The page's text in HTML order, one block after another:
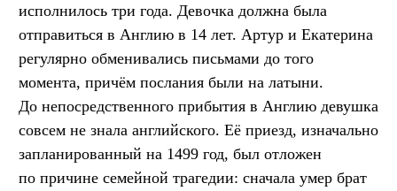
исполнилось три года. Девочка должна была
отправиться в Англию в 14 лет. Артур и Екатерина
регулярно обменивались письмами до того
момента, причём послания были на латыни.
До непосредственного прибытия в Англию девушка
совсем не знала английского. Её приезд, изначально
запланированный на 1499 год, был отложен
по причине семейной трагедии: сначала умер брат